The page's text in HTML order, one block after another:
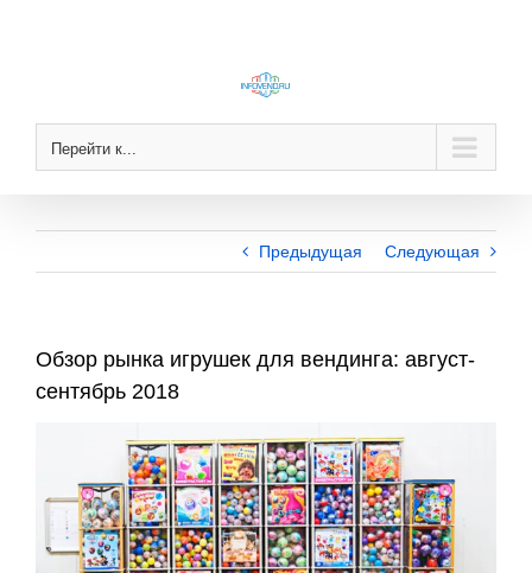
Перейти к...
Предыдущая Следующая
Обзор рынка игрушек для вендинга: август-
сентябрь 2018
Image